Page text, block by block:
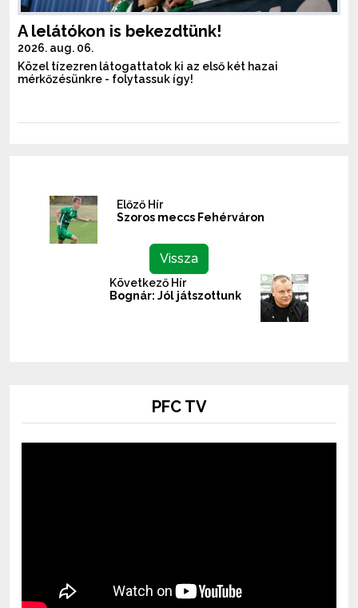
A lelátókon is bekezdtünk!
2026. aug. 06.
Közel tízezren látogattatok ki az első két hazai
mérkőzésünkre - folytassuk így!
Előző Hír
Szoros meccs Fehérváron
Vissza
Következő Hír
Bognár: Jól játszottunk
PFC TV